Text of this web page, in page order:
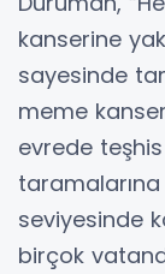
kanserine
sayesinde
meme
evrede
taramalarına
seviyesinde
birçok